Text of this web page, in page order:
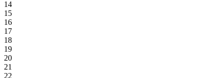
14
15
16
17
18
19
20
21
22